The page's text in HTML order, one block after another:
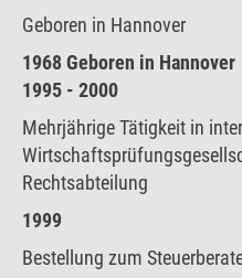
Geboren in Hannover
1968 Geboren in Hannover
1995 - 2000
Mehrjährige Tätigkeit in
Rechtsabteilung
1999
Bestellung zum